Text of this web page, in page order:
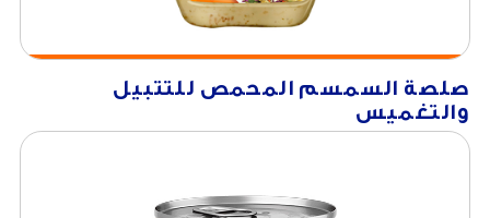
صلصة السمسم المحمص للتتبيل
والتغميس